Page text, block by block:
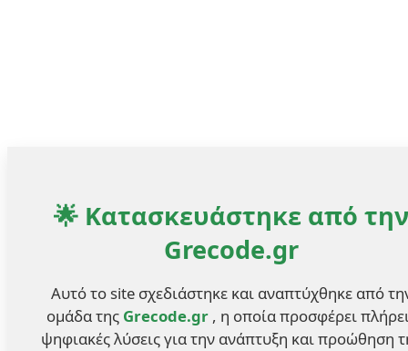
🌟 Κατασκευάστηκε από την
Grecode.gr
Αυτό το site σχεδιάστηκε και αναπτύχθηκε από
ομάδα της Grecode.gr , η οποία προσφέρει
ψηφιακές λύσεις για την ανάπτυξη και προώθηση